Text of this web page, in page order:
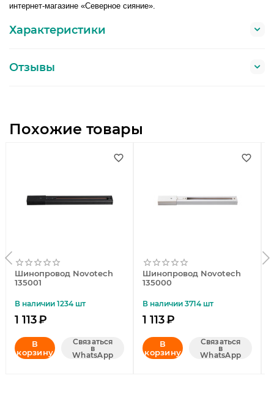
интернет-магазине «Северное сияние».
Характеристики
Отзывы
Похожие товары
Шинопровод Novotech
135001
В наличии 1234 шт
1 113₽
В
корзину
Связаться
в
WhatsApp
Шинопровод Novotech
135000
В наличии 3714 шт
1 113₽
В
корзину
Связаться
в
WhatsApp